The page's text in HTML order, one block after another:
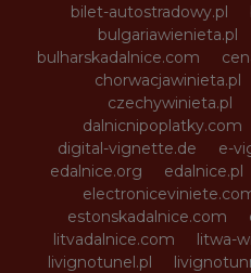
bilet-autostradowy.pl
bulgariawienieta.pl
bulharskadalnice.com
chorwacjawinieta.pl
czechywinieta.pl
dalnicnipoplatky.com
digital-vignette.de
e-
edalnice.org
edalnice.pl
estonskadalnice.com
litvadalnice.com
litwa-
livignotunel.pl